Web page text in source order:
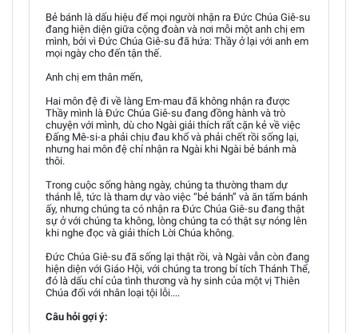
Bẻ bánh là dấu hiệu để mọi người nhận ra Đức Chúa Giê-su
đang hiện diện giữa cộng đoàn và nơi mỗi một anh chị em
mình, bởi vì Đức Chúa Giê-su đã hứa: Thầy ở lại với anh em
mọi ngày cho đến tận thế.
Anh chị em thân mến,
Hai môn đệ đi về làng Em-mau đã không nhận ra được
Thầy mình là Đức Chúa Giê-su đang đồng hành và trò
chuyện với mình, dù cho Ngài giải thích rất cặn kẻ về việc
Đấng Mê-si-a phải chịu đau khổ và phải chết rồi sống lại,
nhưng hai môn đệ chỉ nhận ra Ngài khi Ngài bẻ bánh mà
thôi.
Trong cuộc sống hàng ngày, chúng ta thường tham dự
thánh lễ, tức là tham dự vào việc “bẻ bánh” và ăn tấm bánh
ấy, nhưng chúng ta có nhận ra Đức Chúa Giê-su đang thật
sự ở với chúng ta không, lòng chúng ta có thật sự nóng lên
khi nghe đọc và giải thích Lời Chúa không.
Đức Chúa Giê-su đã sống lại thật rồi, và Ngài vẫn còn đang
hiện diện với Giáo Hội, với chúng ta trong bí tích Thánh Thể,
đó là dấu chỉ của tình thương và hy sinh của một vị Thiên
Chúa đối với nhân loại tội lỗi....
Câu hỏi gợi ý: